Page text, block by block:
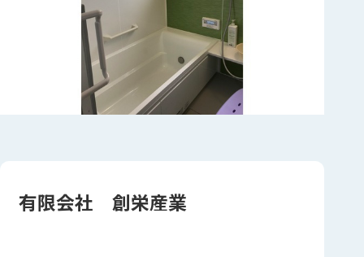
有限会社 創栄産業